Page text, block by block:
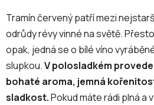
Tramín červený patří mezi
odrůdy révy vinné na světě.
opak, jedná se o bílé víno
slupkou.V polosladkém
bohaté aroma, jemná
sladkost.Pokud máte rádi plná a